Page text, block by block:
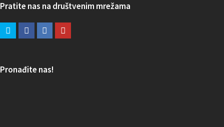
Pratite nas na društvenim mrežama
Pronađite nas!